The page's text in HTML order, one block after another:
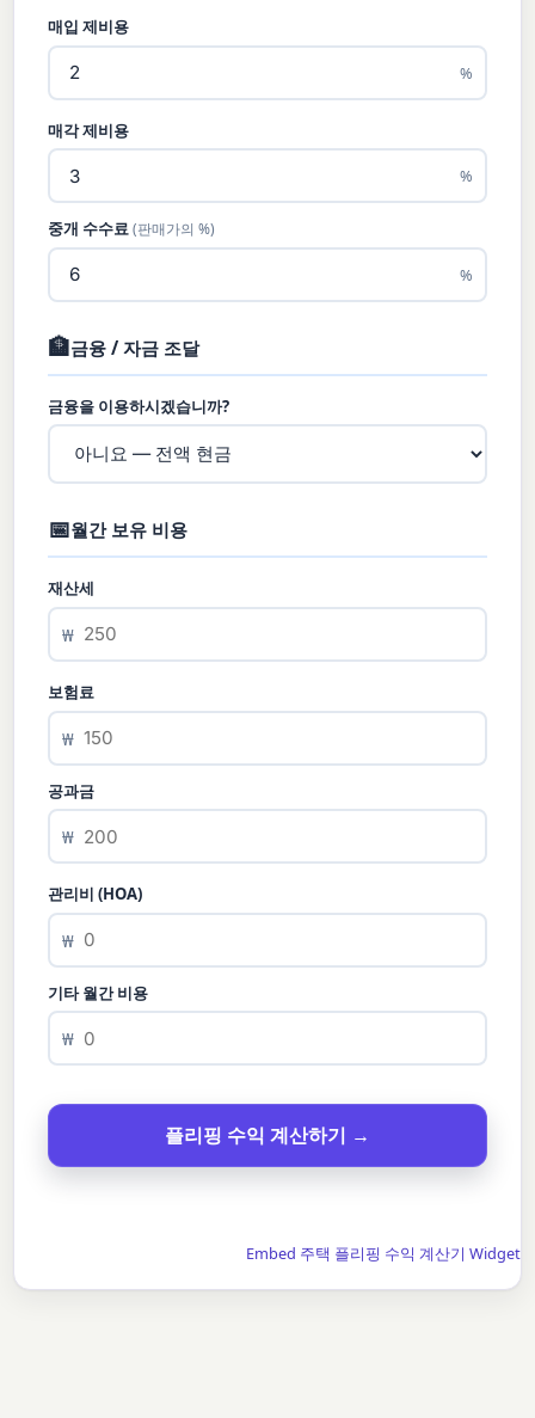
매입 제비용
%
매각 제비용
%
중개 수수료(판매가의 %)
%
🏦금융 / 자금 조달
금융을 이용하시겠습니까?
📅월간 보유 비용
재산세
₩
보험료
₩
공과금
₩
관리비 (HOA)
₩
기타 월간 비용
₩
플리핑 수익 계산하기 →
Embed 주택 플리핑 수익 계산기 Widget